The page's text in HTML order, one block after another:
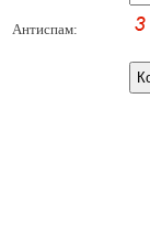
Антиспам: